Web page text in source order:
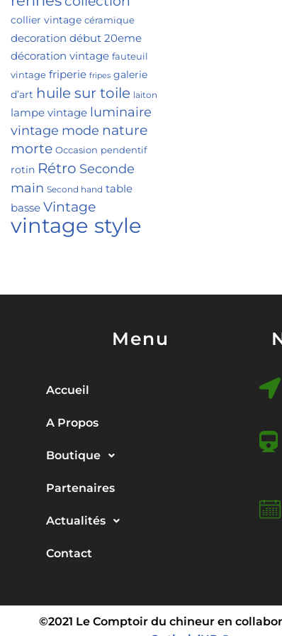
collier vintage céramique
decoration début 20eme
décoration vintage fauteuil
vintage friperie fripes galerie
d’art huile sur toile laiton
lampe vintage luminaire
vintage mode nature
morte Occasion pendentif
rotin Rétro Seconde
main Second hand table
basse Vintage
vintage style
Menu
Accueil
A Propos
Boutique
Partenaires
Actualités
Contact
©2021 Le Comptoir du chineur en